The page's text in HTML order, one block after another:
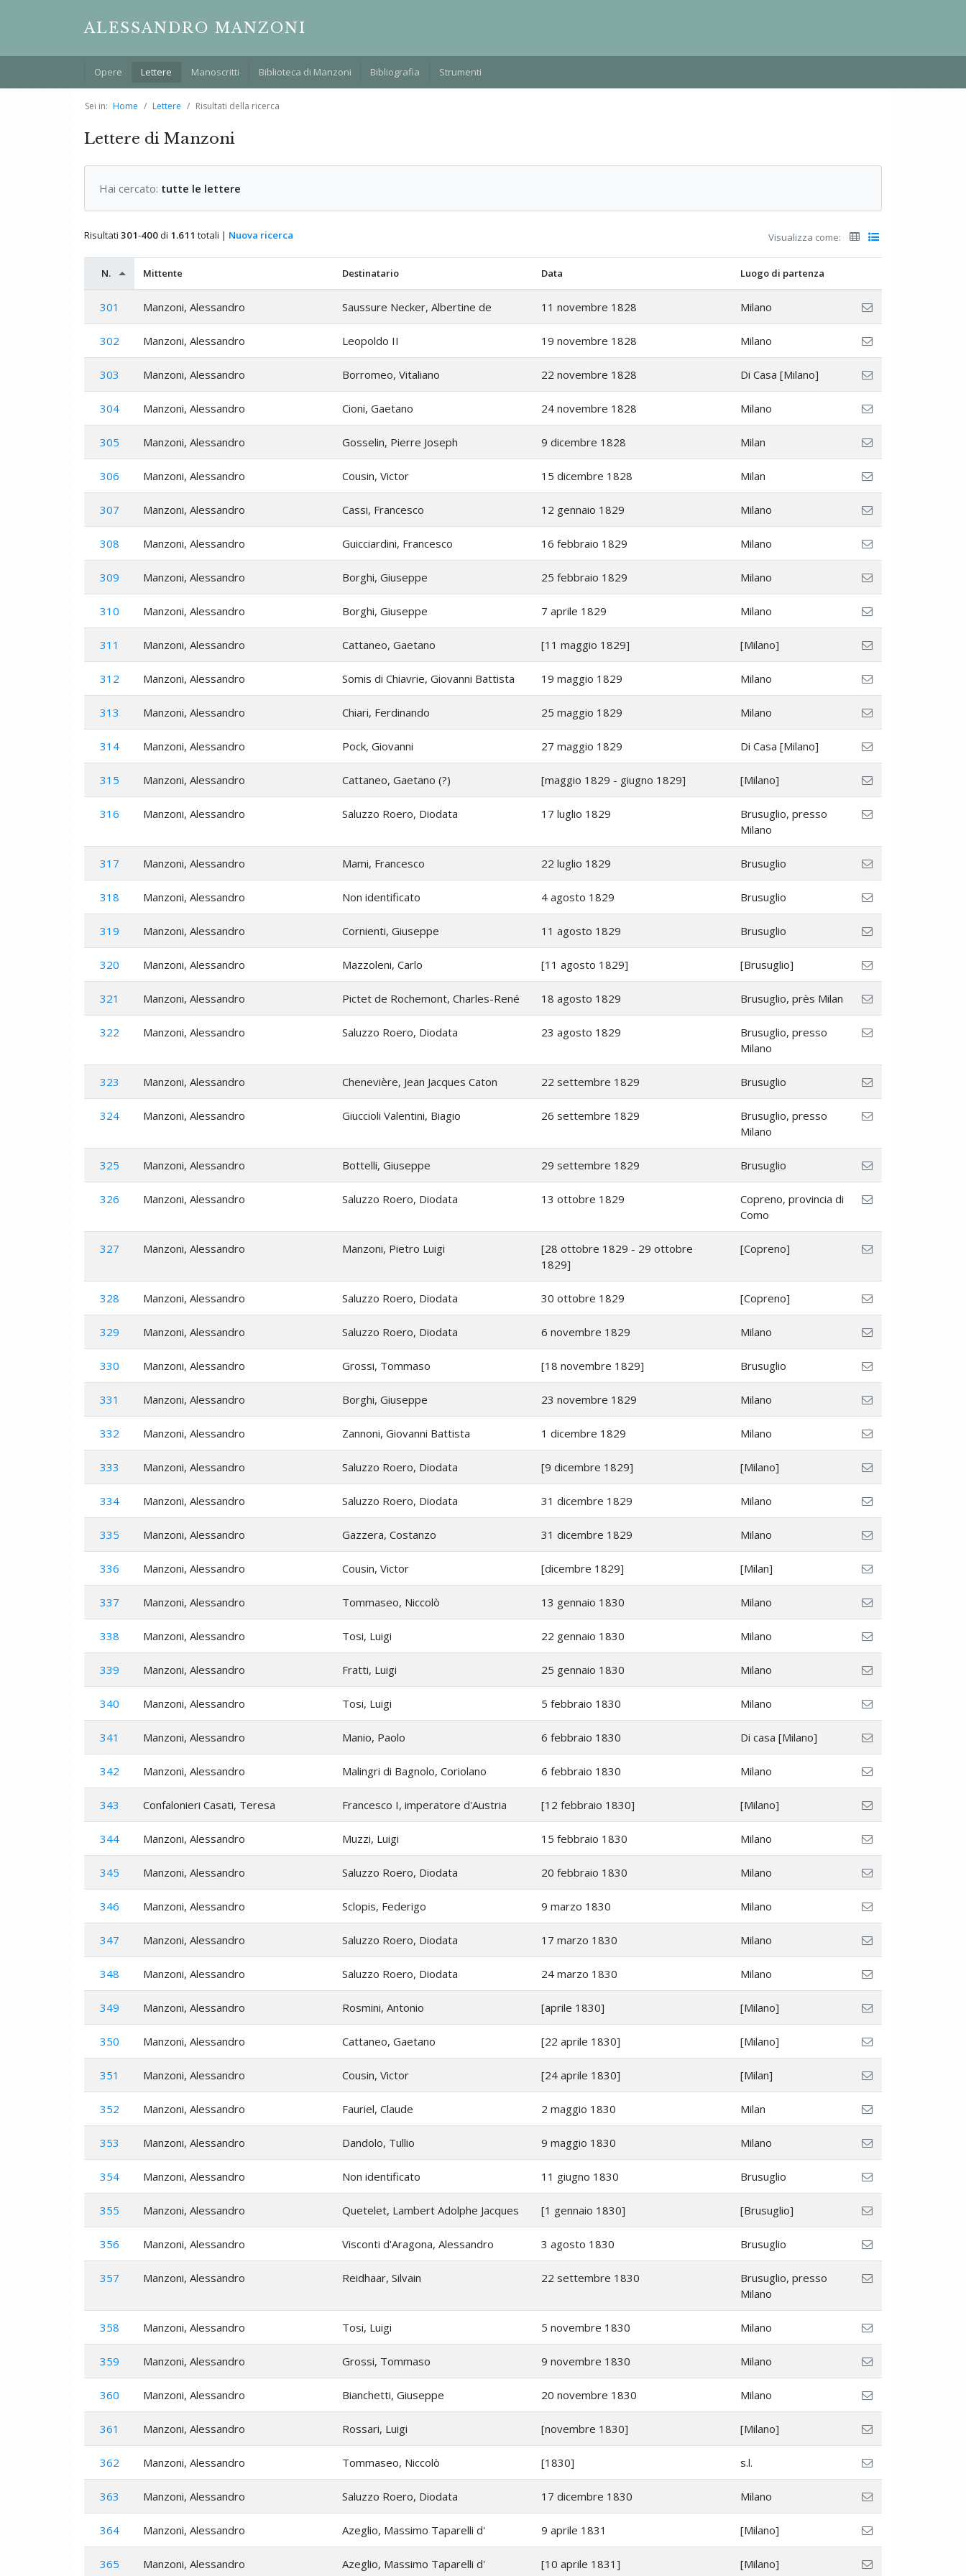
ALESSANDRO MANZONI
Opere Lettere Manoscritti Biblioteca di Manzoni Bibliografia Strumenti
Sei in: Home Lettere Risultati della ricerca
Lettere di Manzoni
Hai cercato: tutte le lettere
Risultati 301-400di 1.611 totali | Nuova ricerca Visualizza come:
N. Mittente Destinatario Data Luogo di partenza
301 Manzoni, Alessandro Saussure Necker, Albertine de 11 novembre 1828 Milano
302 Manzoni, Alessandro Leopoldo II 19 novembre 1828 Milano
303 Manzoni, Alessandro Borromeo, Vitaliano 22 novembre 1828 Di Casa [Milano]
304 Manzoni, Alessandro Cioni, Gaetano 24 novembre 1828 Milano
305 Manzoni, Alessandro Gosselin, Pierre Joseph 9 dicembre 1828 Milan
306 Manzoni, Alessandro Cousin, Victor 15 dicembre 1828 Milan
307 Manzoni, Alessandro Cassi, Francesco 12 gennaio 1829 Milano
308 Manzoni, Alessandro Guicciardini, Francesco 16 febbraio 1829 Milano
309 Manzoni, Alessandro Borghi, Giuseppe 25 febbraio 1829 Milano
310 Manzoni, Alessandro Borghi, Giuseppe 7 aprile 1829 Milano
311 Manzoni, Alessandro Cattaneo, Gaetano [11 maggio 1829] [Milano]
312 Manzoni, Alessandro Somis di Chiavrie, Giovanni Battista 19 maggio 1829 Milano
313 Manzoni, Alessandro Chiari, Ferdinando 25 maggio 1829 Milano
314 Manzoni, Alessandro Pock, Giovanni 27 maggio 1829 Di Casa [Milano]
315 Manzoni, Alessandro Cattaneo, Gaetano (?) [maggio 1829 - giugno 1829] [Milano]
316 Manzoni, Alessandro Saluzzo Roero, Diodata 17 luglio 1829
Brusuglio, presso
Milano
317 Manzoni, Alessandro Mami, Francesco 22 luglio 1829 Brusuglio
318 Manzoni, Alessandro Non identificato 4 agosto 1829 Brusuglio
319 Manzoni, Alessandro Cornienti, Giuseppe 11 agosto 1829 Brusuglio
320 Manzoni, Alessandro Mazzoleni, Carlo [11 agosto 1829] [Brusuglio]
321 Manzoni, Alessandro Pictet de Rochemont, Charles-René 18 agosto 1829 Brusuglio, près Milan
322 Manzoni, Alessandro Saluzzo Roero, Diodata 23 agosto 1829
Brusuglio, presso
Milano
323 Manzoni, Alessandro Chenevière, Jean Jacques Caton 22 settembre 1829 Brusuglio
324 Manzoni, Alessandro Giuccioli Valentini, Biagio 26 settembre 1829
Brusuglio, presso
Milano
325 Manzoni, Alessandro Bottelli, Giuseppe 29 settembre 1829 Brusuglio
326 Manzoni, Alessandro Saluzzo Roero, Diodata 13 ottobre 1829
Copreno, provincia di
Como
327 Manzoni, Alessandro Manzoni, Pietro Luigi
[28 ottobre 1829 - 29 ottobre
1829]
[Copreno]
328 Manzoni, Alessandro Saluzzo Roero, Diodata 30 ottobre 1829 [Copreno]
329 Manzoni, Alessandro Saluzzo Roero, Diodata 6 novembre 1829 Milano
330 Manzoni, Alessandro Grossi, Tommaso [18 novembre 1829] Brusuglio
331 Manzoni, Alessandro Borghi, Giuseppe 23 novembre 1829 Milano
332 Manzoni, Alessandro Zannoni, Giovanni Battista 1 dicembre 1829 Milano
333 Manzoni, Alessandro Saluzzo Roero, Diodata [9 dicembre 1829] [Milano]
334 Manzoni, Alessandro Saluzzo Roero, Diodata 31 dicembre 1829 Milano
335 Manzoni, Alessandro Gazzera, Costanzo 31 dicembre 1829 Milano
336 Manzoni, Alessandro Cousin, Victor [dicembre 1829] [Milan]
337 Manzoni, Alessandro Tommaseo, Niccolò 13 gennaio 1830 Milano
338 Manzoni, Alessandro Tosi, Luigi 22 gennaio 1830 Milano
339 Manzoni, Alessandro Fratti, Luigi 25 gennaio 1830 Milano
340 Manzoni, Alessandro Tosi, Luigi 5 febbraio 1830 Milano
341 Manzoni, Alessandro Manio, Paolo 6 febbraio 1830 Di casa [Milano]
342 Manzoni, Alessandro Malingri di Bagnolo, Coriolano 6 febbraio 1830 Milano
343 Confalonieri Casati, Teresa Francesco I, imperatore d'Austria [12 febbraio 1830] [Milano]
344 Manzoni, Alessandro Muzzi, Luigi 15 febbraio 1830 Milano
345 Manzoni, Alessandro Saluzzo Roero, Diodata 20 febbraio 1830 Milano
346 Manzoni, Alessandro Sclopis, Federigo 9 marzo 1830 Milano
347 Manzoni, Alessandro Saluzzo Roero, Diodata 17 marzo 1830 Milano
348 Manzoni, Alessandro Saluzzo Roero, Diodata 24 marzo 1830 Milano
349 Manzoni, Alessandro Rosmini, Antonio [aprile 1830] [Milano]
350 Manzoni, Alessandro Cattaneo, Gaetano [22 aprile 1830] [Milano]
351 Manzoni, Alessandro Cousin, Victor [24 aprile 1830] [Milan]
352 Manzoni, Alessandro Fauriel, Claude 2 maggio 1830 Milan
353 Manzoni, Alessandro Dandolo, Tullio 9 maggio 1830 Milano
354 Manzoni, Alessandro Non identificato 11 giugno 1830 Brusuglio
355 Manzoni, Alessandro Quetelet, Lambert Adolphe Jacques [1 gennaio 1830] [Brusuglio]
356 Manzoni, Alessandro Visconti d'Aragona, Alessandro 3 agosto 1830 Brusuglio
357 Manzoni, Alessandro Reidhaar, Silvain 22 settembre 1830
Brusuglio, presso
Milano
358 Manzoni, Alessandro Tosi, Luigi 5 novembre 1830 Milano
359 Manzoni, Alessandro Grossi, Tommaso 9 novembre 1830 Milano
360 Manzoni, Alessandro Bianchetti, Giuseppe 20 novembre 1830 Milano
361 Manzoni, Alessandro Rossari, Luigi [novembre 1830] [Milano]
362 Manzoni, Alessandro Tommaseo, Niccolò [1830] s.l.
363 Manzoni, Alessandro Saluzzo Roero, Diodata 17 dicembre 1830 Milano
364 Manzoni, Alessandro Azeglio, Massimo Taparelli d' 9 aprile 1831 [Milano]
365 Manzoni, Alessandro Azeglio, Massimo Taparelli d' [10 aprile 1831] [Milano]